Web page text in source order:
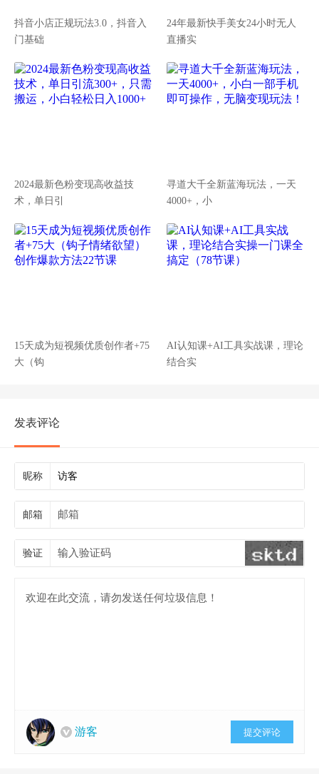
抖音小店正规玩法3.0，抖音入
门基础
24年最新快手美女24小时无人
直播实
2024最新色粉变现高收益技
术，单日引
寻道大千全新蓝海玩法，一天
4000+，小
15天成为短视频优质创作者+75
大（钩
AI认知课+AI工具实战课，理论
结合实
发表评论
昵称
邮箱
验证
游客 提交评论